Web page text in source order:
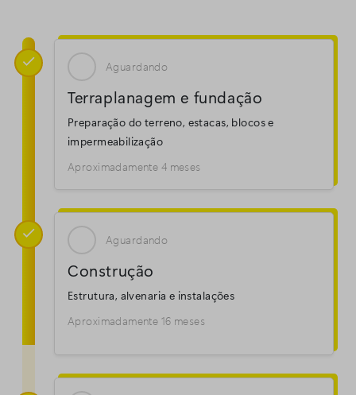


Aguardando
Terraplanagem e fundação
Preparação do terreno, estacas, blocos e
impermeabilização
Aproximadamente 4 meses
Aguardando
Construção
Estrutura, alvenaria e instalações
Aproximadamente 16 meses